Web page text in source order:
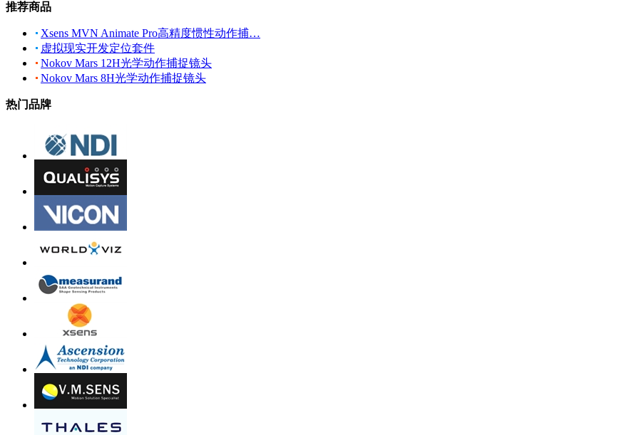
推荐商品
Xsens MVN Animate Pro高精度惯性动作捕…
虚拟现实开发定位套件
Nokov Mars 12H光学动作捕捉镜头
Nokov Mars 8H光学动作捕捉镜头
热门品牌